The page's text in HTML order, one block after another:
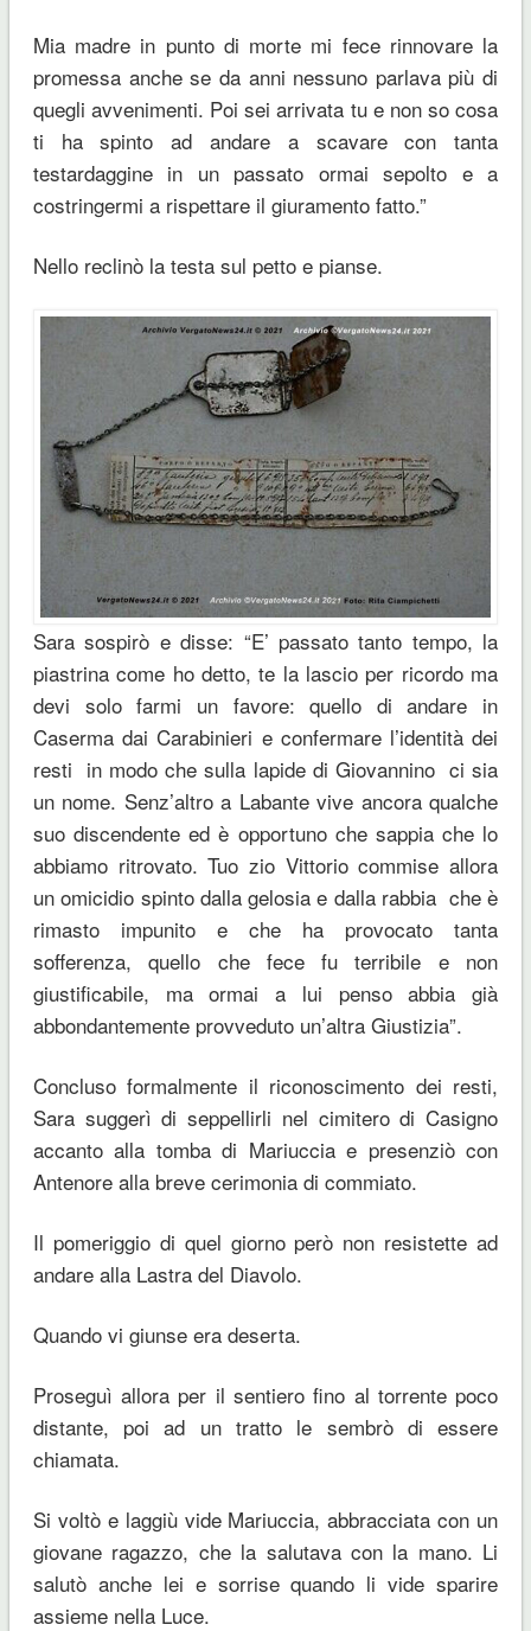
Mia madre in punto di morte mi fece rinnovare la
promessa anche se da anni nessuno parlava più di
quegli avvenimenti. Poi sei arrivata tu e non so cosa
ti ha spinto ad andare a scavare con tanta
testardaggine in un passato ormai sepolto e a
costringermi a rispettare il giuramento fatto.”
Nello reclinò la testa sul petto e pianse.
Sara sospirò e disse: “E’ passato tanto tempo, la
piastrina come ho detto, te la lascio per ricordo ma
devi solo farmi un favore: quello di andare in
Caserma dai Carabinieri e confermare l’identità dei
resti in modo che sulla lapide di Giovannino ci sia
un nome. Senz’altro a Labante vive ancora qualche
suo discendente ed è opportuno che sappia che lo
abbiamo ritrovato. Tuo zio Vittorio commise allora
un omicidio spinto dalla gelosia e dalla rabbia che è
rimasto impunito e che ha provocato tanta
sofferenza, quello che fece fu terribile e non
giustificabile, ma ormai a lui penso abbia già
abbondantemente provveduto un’altra Giustizia”.
Concluso formalmente il riconoscimento dei resti,
Sara suggerì di seppellirli nel cimitero di Casigno
accanto alla tomba di Mariuccia e presenziò con
Antenore alla breve cerimonia di commiato.
Il pomeriggio di quel giorno però non resistette ad
andare alla Lastra del Diavolo.
Quando vi giunse era deserta.
Proseguì allora per il sentiero fino al torrente poco
distante, poi ad un tratto le sembrò di essere
chiamata.
Si voltò e laggiù vide Mariuccia, abbracciata con un
giovane ragazzo, che la salutava con la mano. Li
salutò anche lei e sorrise quando li vide sparire
assieme nella Luce.